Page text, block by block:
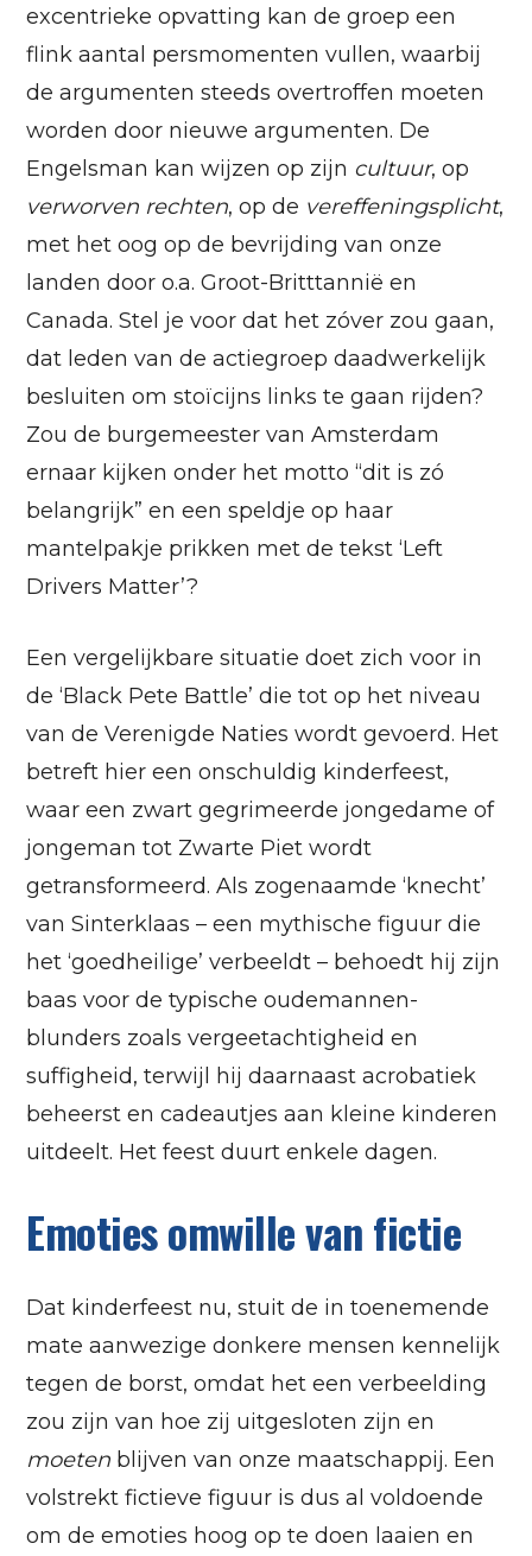
excentrieke opvatting kan de groep een
flink aantal persmomenten vullen, waarbij
de argumenten steeds overtroffen moeten
worden door nieuwe argumenten. De
Engelsman kan wijzen op zijn cultuur, op
verworven rechten, op de vereffeningsplicht,
met het oog op de bevrijding van onze
landen door o.a. Groot-Britttannië en
Canada. Stel je voor dat het zóver zou gaan,
dat leden van de actiegroep daadwerkelijk
besluiten om stoïcijns links te gaan rijden?
Zou de burgemeester van Amsterdam
ernaar kijken onder het motto “dit is zó
belangrijk” en een speldje op haar
mantelpakje prikken met de tekst ‘Left
Drivers Matter’?
Een vergelijkbare situatie doet zich voor in
de ‘Black Pete Battle’ die tot op het niveau
van de Verenigde Naties wordt gevoerd. Het
betreft hier een onschuldig kinderfeest,
waar een zwart gegrimeerde jongedame of
jongeman tot Zwarte Piet wordt
getransformeerd. Als zogenaamde ‘knecht’
van Sinterklaas – een mythische figuur die
het ‘goedheilige’ verbeeldt – behoedt hij zijn
baas voor de typische oudemannen-
blunders zoals vergeetachtigheid en
suffigheid, terwijl hij daarnaast acrobatiek
beheerst en cadeautjes aan kleine kinderen
uitdeelt. Het feest duurt enkele dagen.
Emoties omwille van fictie
Dat kinderfeest nu, stuit de in toenemende
mate aanwezige donkere mensen kennelijk
tegen de borst, omdat het een verbeelding
zou zijn van hoe zij uitgesloten zijn en
moeten blijven van onze maatschappij. Een
volstrekt fictieve figuur is dus al voldoende
om de emoties hoog op te doen laaien en